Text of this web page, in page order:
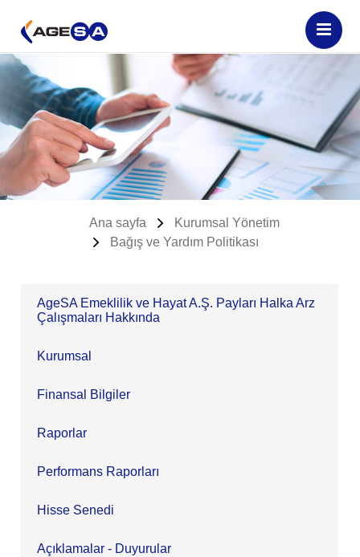
Ana sayfa
Kurumsal Yönetim
Bağış ve Yardım Politikası
AgeSA Emeklilik ve Hayat A.Ş. Payları Halka Arz
Çalışmaları Hakkında
Kurumsal
Finansal Bilgiler
Raporlar
Performans Raporları
Hisse Senedi
Açıklamalar - Duyurular